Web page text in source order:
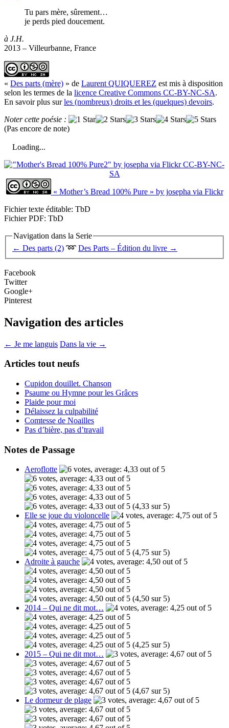
Tu pars mère, sûrement…
je perds pied doucement.
à J.H.
2013 – Villeurbanne, France
« Des parts (mère) » de Laurent QUIQUEREZ est mis à disposition
selon les termes de la licence Creative Commons CC-BY-NC-SA.
En savoir plus surles (nombreux) droits et les (quelques) devoirs.
Noter cette poésie :
(Pas encore de note)
Loading...
« Mother’s Bread 100% Pure» by josepha via Flickr
Fichier texte éditable: TbD
Fichier PDF: TbD
Navigation dans la Serie
← Des parts (2) ➿ Des Parts – Édition du livre →
Facebook
Twitter
Google+
Pinterest
Navigation des articles
← Je me languis Dans la vie →
Articles tout neufs
Cupidon douillet. Chanson
Psaume ou Hymne pour les Grâces
Plaide pour moi
Délaissez la culpabilité
Comtesse de Noailles
Pas d’bière, pas d’travail
Notes de Passage
Aeroflotte
(4,33 sur 5)
Elle se joue du violoncelle
(4,75 sur 5)
Adroite à gauche
(4,50 sur 5)
2014 – Qui ne dit mot…
(4,25 sur 5)
2015 – Qui ne dit mot…
(4,67 sur 5)
Le dormeur de plage